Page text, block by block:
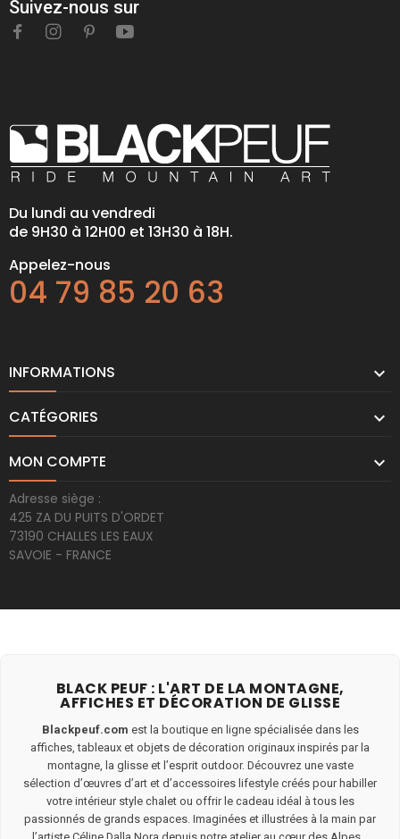
Suivez-nous sur
Du lundi au vendredi
de 9H30 à 12H00 et 13H30 à 18H.
Appelez-nous
04 79 85 20 63
INFORMATIONS 
CATÉGORIES 
MON COMPTE 
Adresse siège :
425 ZA DU PUITS D'ORDET
73190 CHALLES LES EAUX
SAVOIE - FRANCE
BLACK PEUF : L'ART DE LA MONTAGNE,
AFFICHES ET DÉCORATION DE GLISSE
Blackpeuf.com est la boutique en ligne spécialisée dans les
affiches, tableaux et objets de décoration originaux inspirés par la
montagne, la glisse et l’esprit outdoor. Découvrez une vaste
sélection d’œuvres d’art et d’accessoires lifestyle créés pour habiller
votre intérieur style chalet ou offrir le cadeau idéal à tous les
passionnés de grands espaces. Imaginées et illustrées à la main par